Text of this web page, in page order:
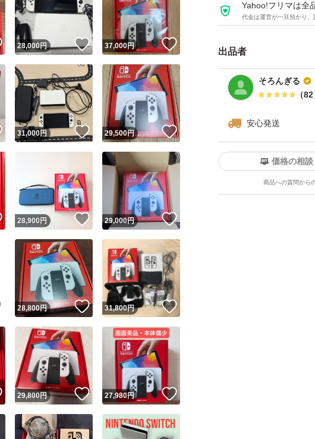
Yahoo!フリマは全
代金は運営が一旦預かり
出品者
そろんぎる
（82
安心発送
ユーザーの実績について
Yahoo!フリマが定めた一定の基準を満たしたユーザーにバッジを付与しています
安心取引出品者
安心取引出品者 Yahoo!フリマの基準をクリアした安心・安全なユーザーです
取引実績
取引実績◯+ このユーザーはYahoo!フリマの取引を完了させた実績があります
他フリマ実績◯+ このユーザーは他フリマサービスでの取引実績があります
スピード&安心発送
※このバッジは実績に基づく表示であり、発送を保証しているものではありません
価格の相談
商品への質問から
この商品の情報をコピーします
商品画像の無断転載は禁止されています
コピーは1商品につき1回です
出品ページへ
キャンセル
いいね！
28,000円 いいね！
37,000円
いいね！
31,000円 いいね！
29,500円 いいね！
いいね！
28,900 円 いいね！
29,000円
いいね！
28,800円 いいね！
31,800円
いいね！
29,800円 いいね！
27,980円